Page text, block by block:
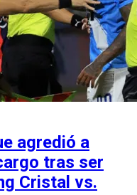
agredió a
tras ser
Cristal vs.